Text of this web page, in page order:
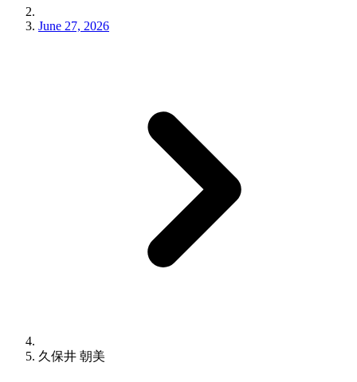
June 27, 2026
久保井 朝美